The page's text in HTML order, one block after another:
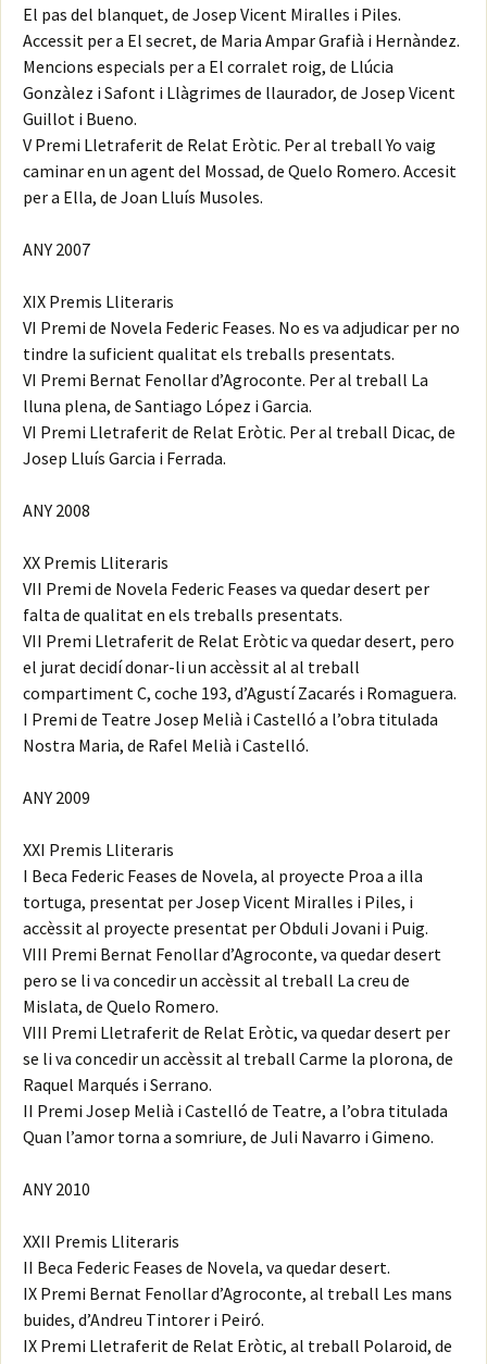
El pas del blanquet, de Josep Vicent Miralles i Piles.
Accessit per a El secret, de Maria Ampar Grafià i Hernàndez.
Mencions especials per a El corralet roig, de Llúcia
Gonzàlez i Safont i Llàgrimes de llaurador, de Josep Vicent
Guillot i Bueno.
V Premi Lletraferit de Relat Eròtic. Per al treball Yo vaig
caminar en un agent del Mossad, de Quelo Romero. Accesit
per a Ella, de Joan Lluís Musoles.
ANY 2007
XIX Premis Lliteraris
VI Premi de Novela Federic Feases. No es va adjudicar per no
tindre la suficient qualitat els treballs presentats.
VI Premi Bernat Fenollar d’Agroconte. Per al treball La
lluna plena, de Santiago López i Garcia.
VI Premi Lletraferit de Relat Eròtic. Per al treball Dicac, de
Josep Lluís Garcia i Ferrada.
ANY 2008
XX Premis Lliteraris
VII Premi de Novela Federic Feases va quedar desert per
falta de qualitat en els treballs presentats.
VII Premi Lletraferit de Relat Eròtic va quedar desert, pero
el jurat decidí donar-li un accèssit al al treball
compartiment C, coche 193, d’Agustí Zacarés i Romaguera.
I Premi de Teatre Josep Melià i Castelló a l’obra titulada
Nostra Maria, de Rafel Melià i Castelló.
ANY 2009
XXI Premis Lliteraris
I Beca Federic Feases de Novela, al proyecte Proa a illa
tortuga, presentat per Josep Vicent Miralles i Piles, i
accèssit al proyecte presentat per Obduli Jovani i Puig.
VIII Premi Bernat Fenollar d’Agroconte, va quedar desert
pero se li va concedir un accèssit al treball La creu de
Mislata, de Quelo Romero.
VIII Premi Lletraferit de Relat Eròtic, va quedar desert per
se li va concedir un accèssit al treball Carme la plorona, de
Raquel Marqués i Serrano.
II Premi Josep Melià i Castelló de Teatre, a l’obra titulada
Quan l’amor torna a somriure, de Juli Navarro i Gimeno.
ANY 2010
XXII Premis Lliteraris
II Beca Federic Feases de Novela, va quedar desert.
IX Premi Bernat Fenollar d’Agroconte, al treball Les mans
buides, d’Andreu Tintorer i Peiró.
IX Premi Lletraferit de Relat Eròtic, al treball Polaroid, de